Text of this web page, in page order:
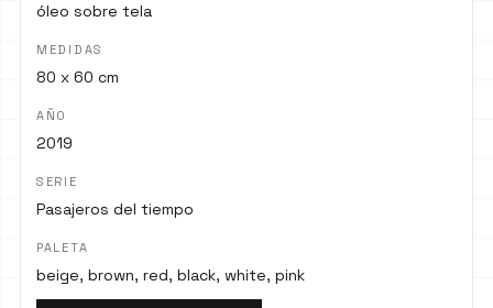
óleo sobre tela
MEDIDAS
80 x 60 cm
AÑO
2019
SERIE
Pasajeros del tiempo
PALETA
beige, brown, red, black, white, pink